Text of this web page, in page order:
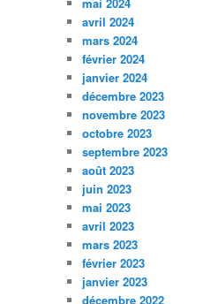
avril 2024
mars 2024
février 2024
janvier 2024
décembre 2023
novembre 2023
octobre 2023
septembre 2023
août 2023
juin 2023
mai 2023
avril 2023
mars 2023
février 2023
janvier 2023
décembre 2022